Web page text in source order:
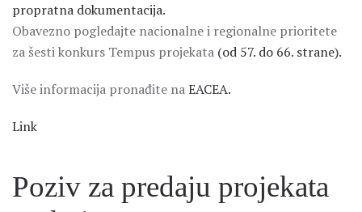
propratna dokumentacija.
Obavezno pogledajte nacionalne i regionalne prioritete
za šesti konkurs Tempus projekata (od 57. do 66. strane).
Više informacija pronađite naEACEA.
Link
Poziv za predaju projekata